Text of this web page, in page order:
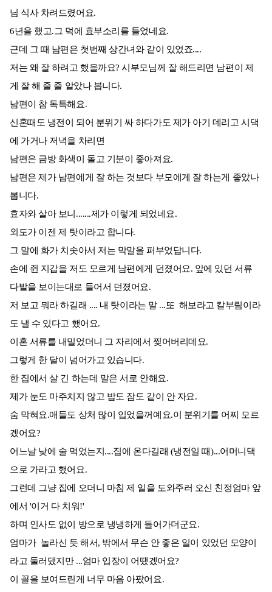
님 식사 차려드렸어요.
6년을 했고.그 덕에 효부소리를 들었네요.
근데 그 때 남편은 첫번째 상간녀와 같이 있었죠....
저는 왜 잘 하려고 했을까요? 시부모님께 잘 해드리면 남편이 제
게 잘 해 줄 줄 알았나 봅니다.
남편이 참 독특해요.
신혼때도 냉전이 되어 분위기 싸 하다가도 제가 아기 데리고 시댁
에 가거나 저녁을 차리면
남편은 금방 화색이 돌고 기분이 좋아져요.
남편은 제가 남편에게 잘 하는 것보다 부모에게 잘 하는게 좋았나
봅니다.
효자와 살아 보니.......제가 이렇게 되었네요.
외도가 이젠 제 탓이라고 합니다.
그 말에 화가 치솟아서 저는 막말을 퍼부었답니다.
손에 쥔 지갑을 저도 모르게 남편에게 던졌어요. 앞에 있던 서류
다발을 보이는대로 들어서 던졌어요.
저 보고 뭐라 하길래 .... 내 탓이라는 말 ...또 해보라고 칼부림이라
도 낼 수 있다고 했어요.
이혼 서류를 내밀었더니 그 자리에서 찢어버리데요.
그렇게 한 달이 넘어가고 있습니다.
한 집에서 살 긴 하는데 말은 서로 안해요.
제가 눈도 마주치지 않고 밥도 잠도 같이 안 자요.
숨 막혀요.애들도 상처 많이 입었을꺼예요.이 분위기를 어찌 모르
겠어요?
어느날 낮에 술 먹었는지....집에 온다길래 (냉전일 때)...어머니댁
으로 가라고 했어요.
그런데 그냥 집에 오더니 마침 제 일을 도와주러 오신 친정엄마 앞
에서 '이거 다 치워!'
하며 인사도 없이 방으로 냉냉하게 들어가더군요.
엄마가 놀라신 듯 해서, 밖에서 무슨 안 좋은 일이 있었던 모양이
라고 둘러댔지만 ...엄마 입장이 어땠겠어요?
이 꼴을 보여드린게 너무 마음 아팠어요.